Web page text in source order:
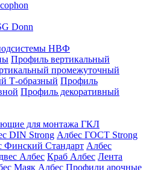
Donn
НВФ
Профиль вертикальный
промежуточный
Т-образный Профиль
Профиль декоративный
для монтажа ГКЛ
DIN Strong Албес ГОСТ Strong
Финский Стандарт Албес
Албес Краб Албес Лента
Маяк Албес Профили арочные